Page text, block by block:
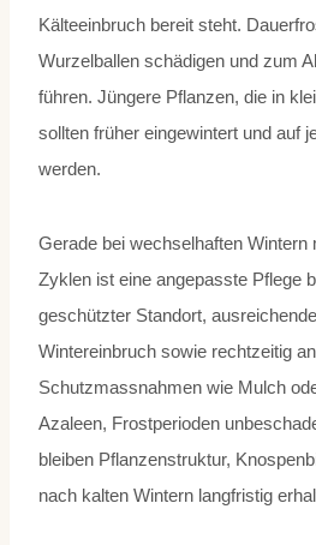
Kälteeinbruch bereit steht.
Wurzelballen schädigen und zum
führen. Jüngere Pflanzen, die in
sollten früher eingewintert und auf
werden.
Gerade bei wechselhaften Wintern
Zyklen ist eine angepasste Pflege
geschützter Standort,
Wintereinbruch sowie rechtzeitig
Schutzmassnahmen wie Mulch
Azaleen, Frostperioden
bleiben Pflanzenstruktur,
nach kalten Wintern langfristig